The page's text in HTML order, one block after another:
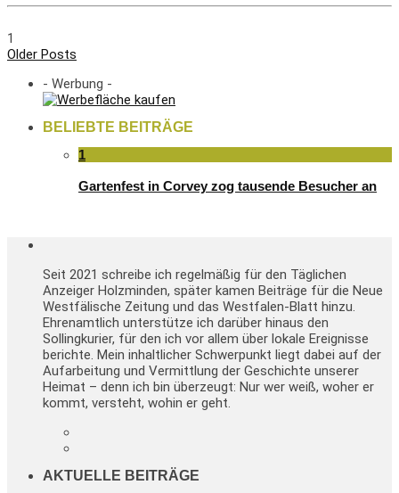
1
Older Posts
- Werbung -
BELIEBTE BEITRÄGE
1
Gartenfest in Corvey zog tausende Besucher an
Seit 2021 schreibe ich regelmäßig für den Täglichen
Anzeiger Holzminden, später kamen Beiträge für die Neue
Westfälische Zeitung und das Westfalen-Blatt hinzu.
Ehrenamtlich unterstütze ich darüber hinaus den
Sollingkurier, für den ich vor allem über lokale Ereignisse
berichte. Mein inhaltlicher Schwerpunkt liegt dabei auf der
Aufarbeitung und Vermittlung der Geschichte unserer
Heimat – denn ich bin überzeugt: Nur wer weiß, woher er
kommt, versteht, wohin er geht.
AKTUELLE BEITRÄGE